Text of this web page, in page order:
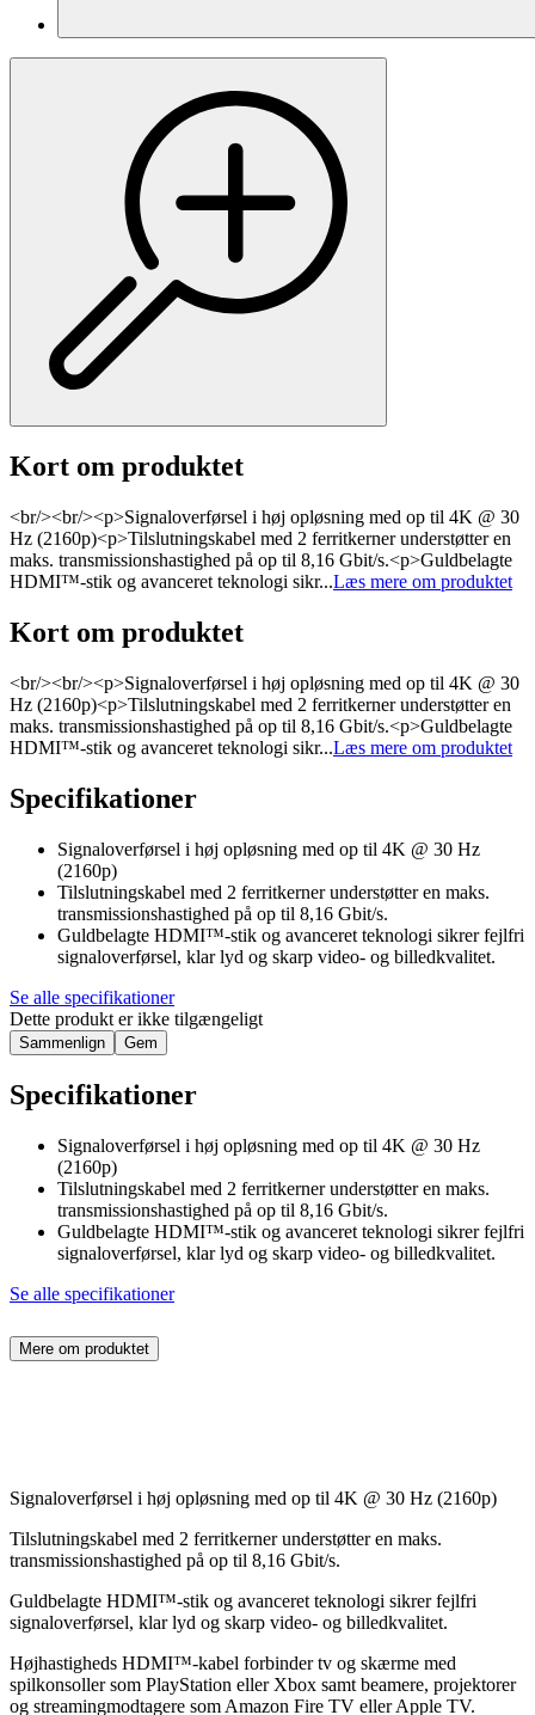
Kort om produktet
<br/><br/><p>Signaloverførsel i høj opløsning med op til 4K @ 30
Hz (2160p)<p>Tilslutningskabel med 2 ferritkerner understøtter en
maks. transmissionshastighed på op til 8,16 Gbit/s.<p>Guldbelagte
HDMI™-stik og avanceret teknologi sikr...Læs mere om produktet
Kort om produktet
<br/><br/><p>Signaloverførsel i høj opløsning med op til 4K @ 30
Hz (2160p)<p>Tilslutningskabel med 2 ferritkerner understøtter en
maks. transmissionshastighed på op til 8,16 Gbit/s.<p>Guldbelagte
HDMI™-stik og avanceret teknologi sikr...Læs mere om produktet
Specifikationer
Signaloverførsel i høj opløsning med op til 4K @ 30 Hz
(2160p)
Tilslutningskabel med 2 ferritkerner understøtter en maks.
transmissionshastighed på op til 8,16 Gbit/s.
Guldbelagte HDMI™-stik og avanceret teknologi sikrer fejlfri
signaloverførsel, klar lyd og skarp video- og billedkvalitet.
Se alle specifikationer
Dette produkt er ikke tilgængeligt
Sammenlign Gem
Specifikationer
Signaloverførsel i høj opløsning med op til 4K @ 30 Hz
(2160p)
Tilslutningskabel med 2 ferritkerner understøtter en maks.
transmissionshastighed på op til 8,16 Gbit/s.
Guldbelagte HDMI™-stik og avanceret teknologi sikrer fejlfri
signaloverførsel, klar lyd og skarp video- og billedkvalitet.
Se alle specifikationer
Mere om produktet
Signaloverførsel i høj opløsning med op til 4K @ 30 Hz (2160p)
Tilslutningskabel med 2 ferritkerner understøtter en maks.
transmissionshastighed på op til 8,16 Gbit/s.
Guldbelagte HDMI™-stik og avanceret teknologi sikrer fejlfri
signaloverførsel, klar lyd og skarp video- og billedkvalitet.
Højhastigheds HDMI™-kabel forbinder tv og skærme med
spilkonsoller som PlayStation eller Xbox samt beamere, projektorer
og streamingmodtagere som Amazon Fire TV eller Apple TV.